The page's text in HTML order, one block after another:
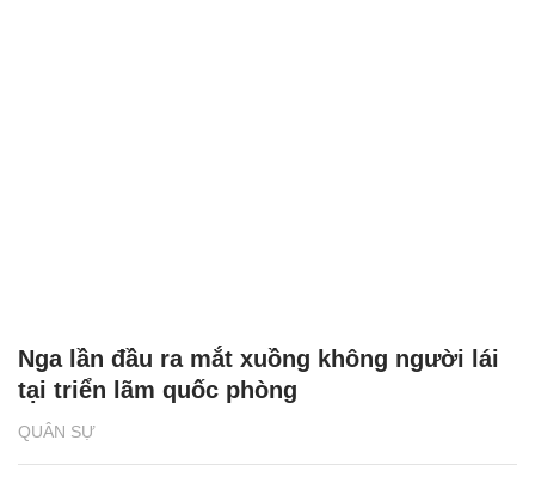
QUÂN SỰ
Nga lần đầu ra mắt xuồng không người lái
tại triển lãm quốc phòng